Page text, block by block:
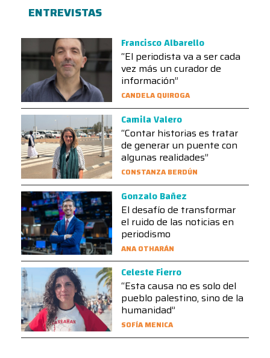
ENTREVISTAS
Francisco Albarello
“El periodista va a ser cada
vez más un curador de
información”
CANDELA QUIROGA
Camila Valero
“Contar historias es tratar
de generar un puente con
algunas realidades”
CONSTANZA BERDÚN
Gonzalo Bañez
El desafío de transformar
el ruido de las noticias en
periodismo
ANA OTHARÁN
Celeste Fierro
“Esta causa no es solo del
pueblo palestino, sino de la
humanidad”
SOFÍA MENICA